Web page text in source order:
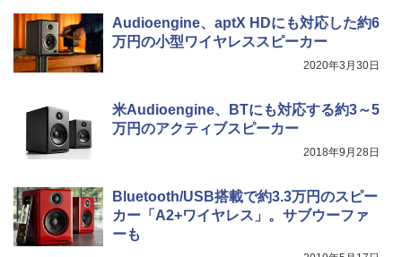
Audioengine、aptX HDにも対応した約6
万円の小型ワイヤレススピーカー
2020年3月30日
米Audioengine、BTにも対応する約3～5
万円のアクティブスピーカー
2018年9月28日
Bluetooth/USB搭載で約3.3万円のスピー
カー「A2+ワイヤレス」。サブウーファ
ーも